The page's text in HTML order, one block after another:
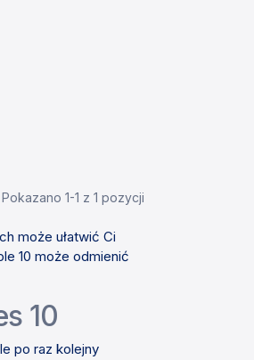
Pokazano 1-1 z 1 pozycji
może ułatwić Ci
10 może odmienić
10
po raz kolejny